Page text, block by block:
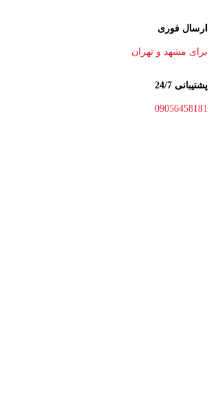
ارسال فوری
برای مشهد و تهران
پشتیبانی 24/7
09056458181